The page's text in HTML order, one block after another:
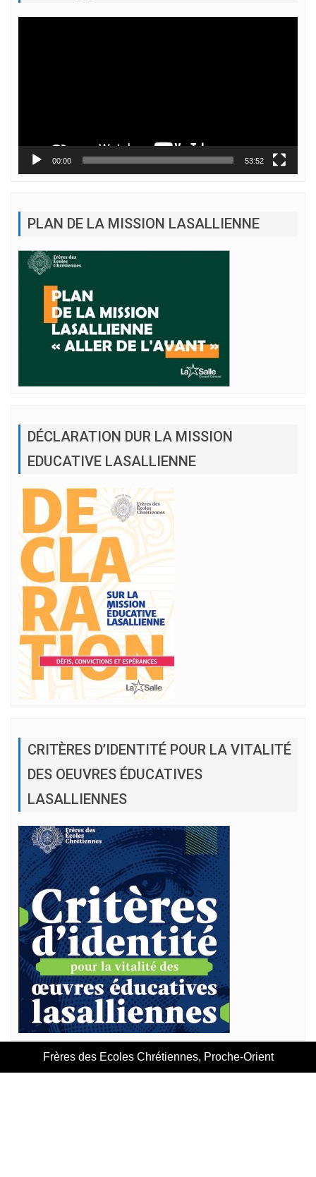
00:00 53:52
PLAN DE LA MISSION LASALLIENNE
DÉCLARATION DUR LA MISSION
EDUCATIVE LASALLIENNE
CRITÈRES D’IDENTITÉ POUR LA VITALITÉ
DES OEUVRES ÉDUCATIVES
LASALLIENNES
Frères des Ecoles Chrétiennes, Proche-Orient